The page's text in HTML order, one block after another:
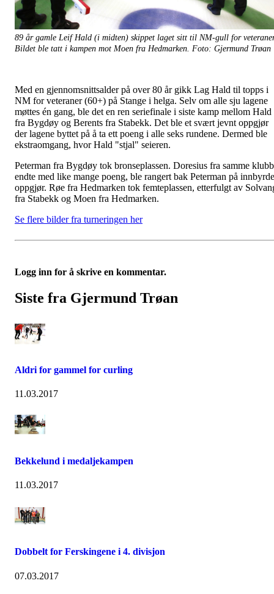
89 år gamle Leif Hald (i midten) skippet laget sitt til NM-gull for
Bildet ble tatt i kampen mot Moen fra Hedmarken. Foto: Gjermund Trøan
Med en gjennomsnittsalder på over 80 år gikk Lag Hald til topps i
NM for veteraner (60+) på Stange i helga. Selv om alle sju lagene
møttes én gang, ble det en ren seriefinale i siste kamp mellom Hald
fra Bygdøy og Berents fra Stabekk. Det ble et svært jevnt oppgjør
der lagene byttet på å ta ett poeng i alle seks rundene. Dermed ble
ekstraomgang, hvor Hald "stjal" seieren.
Peterman fra Bygdøy tok bronseplassen. Doresius fra samme klubb
endte med like mange poeng, ble rangert bak Peterman på
oppgjør. Røe fra Hedmarken tok femteplassen, etterfulgt av
fra Stabekk og Moen fra Hedmarken.
Se flere bilder fra turneringen her
Logg inn for å skrive en kommentar.
Siste fra Gjermund Trøan
Aldri for gammel for curling
11.03.2017
Bekkelund i medaljekampen
11.03.2017
Dobbelt for Ferskingene i 4. divisjon
07.03.2017